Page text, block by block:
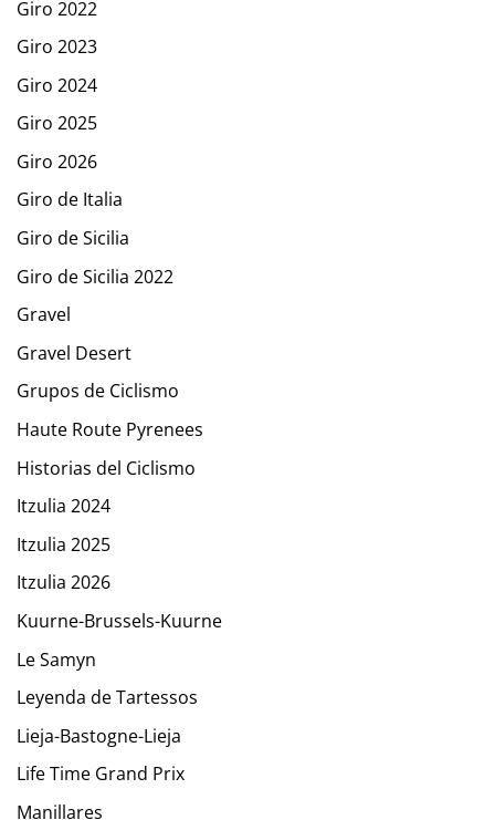
Giro 2022
Giro 2023
Giro 2024
Giro 2025
Giro 2026
Giro de Italia
Giro de Sicilia
Giro de Sicilia 2022
Gravel
Gravel Desert
Grupos de Ciclismo
Haute Route Pyrenees
Historias del Ciclismo
Itzulia 2024
Itzulia 2025
Itzulia 2026
Kuurne-Brussels-Kuurne
Le Samyn
Leyenda de Tartessos
Lieja-Bastogne-Lieja
Life Time Grand Prix
Manillares